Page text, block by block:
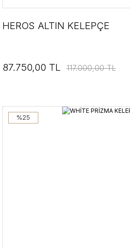
HEROS ALTIN KELEPÇE
87.750,00 TL 117.000,00 TL
%25